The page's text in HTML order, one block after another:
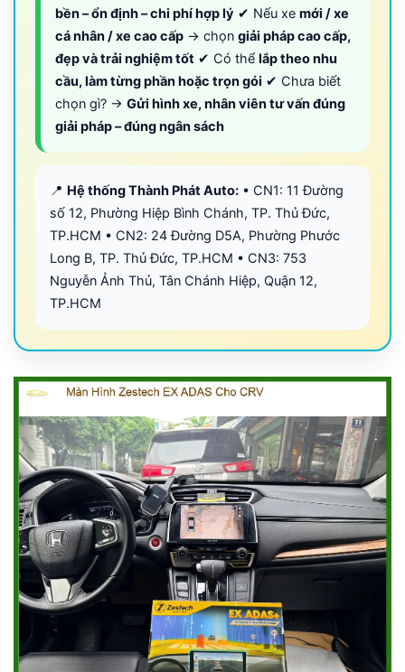
bền – ổn định – chi phí hợp lý ✔ Nếu xe mới / xe
cá nhân / xe cao cấp → chọn giải pháp cao cấp,
đẹp và trải nghiệm tốt ✔ Có thể lắp theo nhu
cầu, làm từng phần hoặc trọn gói ✔ Chưa biết
chọn gì? → Gửi hình xe, nhân viên tư vấn đúng
giải pháp – đúng ngân sách
📍 Hệ thống Thành Phát Auto: • CN1: 11 Đường
số 12, Phường Hiệp Bình Chánh, TP. Thủ Đức,
TP.HCM • CN2: 24 Đường D5A, Phường Phước
Long B, TP. Thủ Đức, TP.HCM • CN3: 753
Nguyễn Ảnh Thủ, Tân Chánh Hiệp, Quận 12,
TP.HCM